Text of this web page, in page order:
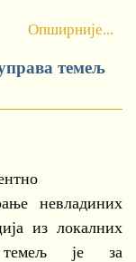
Опширније...
темељ
невладиних
из локалних
темељ је за